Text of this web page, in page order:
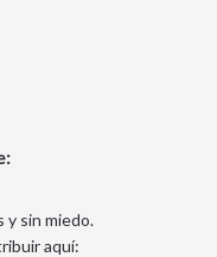
y sin miedo.
aquí: